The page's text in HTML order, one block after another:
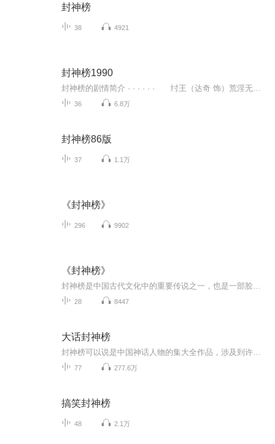
封神榜
38 4921
封神榜1990
36 6.8万
封神榜86版
37 1.1万
《封神榜》
296 9902
《封神榜》
28 8447
大话封神榜
77 277.6万
搞笑封神榜
48 2.1万